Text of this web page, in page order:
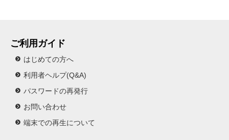
ご利用ガイド
はじめての方へ
利用者ヘルプ(Q&A)
パスワードの再発行
お問い合わせ
端末での再生について